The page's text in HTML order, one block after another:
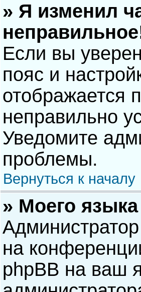
» Я изменил
Если вы
пояс и
отображается
неправильно
Уведомите
проблемы.
Вернуться к началу
» Моего
на
phpBB на ваш